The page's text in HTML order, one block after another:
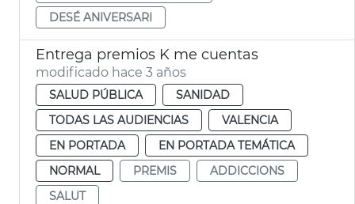
DESÉ ANIVERSARI
Entrega premios K me cuentas
modificado hace 3 años
SALUD PÚBLICA
SANIDAD
TODAS LAS AUDIENCIAS
VALENCIA
EN PORTADA
EN PORTADA TEMÁTICA
NORMAL
PREMIS
ADDICCIONS
SALUT